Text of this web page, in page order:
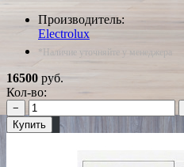
Производитель:
Electrolux
*Наличие уточняйте у менеджера
16500 руб.
Кол-во:
−
Купить